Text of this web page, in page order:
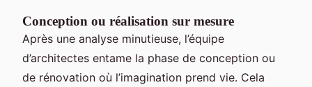
Conception ou réalisation sur mesure
Après une analyse minutieuse, l’équipe
d’architectes entame la phase de conception ou
de rénovation où l’imagination prend vie. Cela